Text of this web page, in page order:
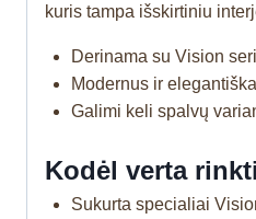
kuris tampa išskirtiniu
Derinama su Vision
Modernus ir
Galimi keli spalvų
Kodėl verta
Sukurta specialiai